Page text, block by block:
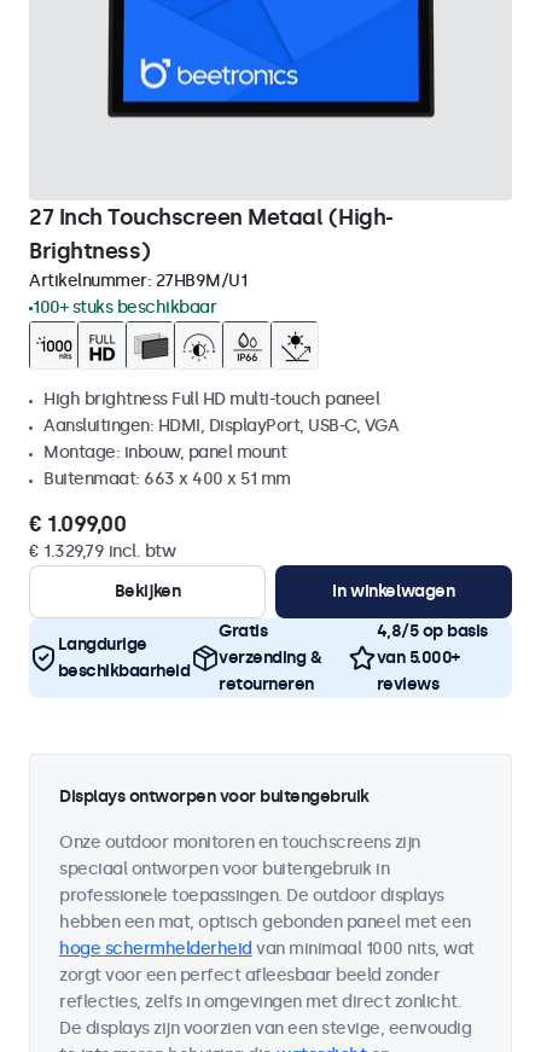
27 Inch Touchscreen Metaal (High-
Brightness)
Artikelnummer: 27HB9M/U1
100+ stuks beschikbaar
High brightness Full HD multi-touch paneel
Aansluitingen: HDMI, DisplayPort, USB-C, VGA
Montage: inbouw, panel mount
Buitenmaat: 663 x 400 x 51 mm
€ 1.099,00
€ 1.329,79 incl. btw
Bekijken
In winkelwagen
Langdurige
beschikbaarheid
Gratis
verzending &
retourneren
4,8/5 op basis
van 5.000+
reviews
Displays ontworpen voor buitengebruik
Onze outdoor monitoren en touchscreens zijn
speciaal ontworpen voor buitengebruik in
professionele toepassingen. De outdoor displays
hebben een mat, optisch gebonden paneel met een
hoge schermhelderheid van minimaal 1000 nits, wat
zorgt voor een perfect afleesbaar beeld zonder
reflecties, zelfs in omgevingen met direct zonlicht.
De displays zijn voorzien van een stevige, eenvoudig